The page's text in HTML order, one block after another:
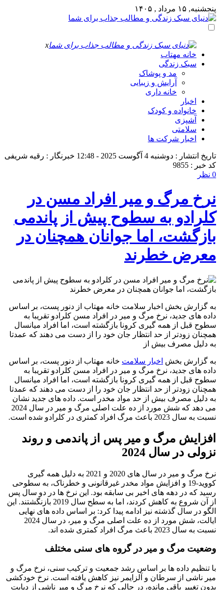
پنجشنبه, ۱۵ مرداد , ۱۴۰۵
x
خانه مهتاب
سبک زندگی
مد و پوشاک
آرایش و زیبایی
خانه داری
اخبار
خانواده و کودک
آشپزی
سلامتی
اخبار شرکت ها
تاریخ انتشار : دوشنبه 4 آگوست 2025 - 12:48
خبرنگار : رقیه شریفی
کد خبر : 9855
0 نظر
نرخ مرگ و میر افراد مسن در
کلرادو به سطوح پیش از پاندمی
بازگشت، اما جوانان همچنان در
معرض خطرند
به گزارش بخش اخبار سلامت خانه مهتاب از دنور پست، بر اساس
داده های جدید، نرخ مرگ و میر در افراد مسن کلرادو تقریبا به
سطوح قبل از همه گیری کرونا بازگشته است، اما افراد میانسال
همچنان زودتر از حد انتظار جان خود را از دست می دهند که عمدتا
به دلیل مصرف بیش از
به گزارش بخش اخبار سلامت خانه مهتاب از دنور پست، بر اساس
داده های جدید، نرخ مرگ و میر در افراد مسن کلرادو تقریبا به
سطوح قبل از همه گیری کرونا بازگشته است، اما افراد میانسال
همچنان زودتر از حد انتظار جان خود را از دست می دهند که عمدتا
به دلیل مصرف بیش از حد مواد مخدر است. داده های جدید نشان
می دهد که شش مورد از ده علت اصلی مرگ و میر در سال 2024
نسبت به سال 2023 باعث مرگ افراد کمتری در کلرادو شده است.
افزایش مرگ و میر پس از پاندمی و روند
نزولی در سال 2024
نرخ مرگ و میر در سال های 2020 و 2021 به دلیل همه گیری
کووید-19 و افزایش مواد مخدر غیرقانونی و خطرناک، به سطوحی
رسید که در دهه های اخیر بی سابقه بود. این نرخ ها در دو سال پس
از آن شروع به کاهش کردند، اما به سطح سال 2019 بازنگشتند. این
الگو در سال گذشته نیز ادامه پیدا کرد: بر اساس داده های نهایی
ایالت، شش مورد از ده علت اصلی مرگ و میر، در سال 2024
نسبت به سال 2023 باعث مرگ افراد کمتری شده اند.
وضعیت مرگ و میر در گروه های سنی مختلف
با تنظیم داده ها بر اساس رشد جمعیت و ترکیب سنی، نرخ مرگ و
میر ناشی از سرطان و آلزایمر نیز کاهش یافته است. نرخ خودکشی
بدون تغییر باقی مانده، در حالی که نرخ مرگ و میر ناشی از دیابت